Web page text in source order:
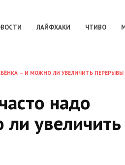
ЛАЙФХАКИ ЧТИВО
— И МОЖНО ЛИ УВЕЛИЧИТЬ ПЕРЕРЫВЫ
надо
увеличить